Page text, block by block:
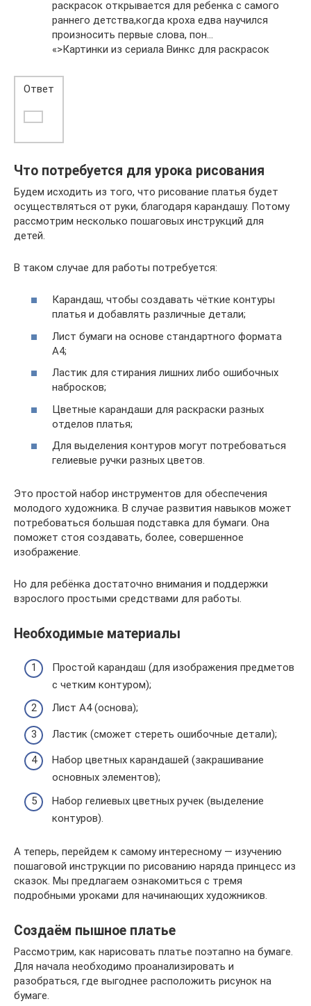
раскрасок открывается для ребенка с самого
раннего детства,когда кроха едва научился
произносить первые слова, пон…
«>Картинки из сериала Винкс для раскрасок
Ответ
Что потребуется для урока рисования
Будем исходить из того, что рисование платья будет
осуществляться от руки, благодаря карандашу. Потому
рассмотрим несколько пошаговых инструкций для
детей.
В таком случае для работы потребуется:
Карандаш, чтобы создавать чёткие контуры
платья и добавлять различные детали;
Лист бумаги на основе стандартного формата
А4;
Ластик для стирания лишних либо ошибочных
набросков;
Цветные карандаши для раскраски разных
отделов платья;
Для выделения контуров могут потребоваться
гелиевые ручки разных цветов.
Это простой набор инструментов для обеспечения
молодого художника. В случае развития навыков может
потребоваться большая подставка для бумаги. Она
поможет стоя создавать, более, совершенное
изображение.
Но для ребёнка достаточно внимания и поддержки
взрослого простыми средствами для работы.
Необходимые материалы
Простой карандаш (для изображения предметов
с четким контуром);
Лист А4 (основа);
Ластик (сможет стереть ошибочные детали);
Набор цветных карандашей (закрашивание
основных элементов);
Набор гелиевых цветных ручек (выделение
контуров).
А теперь, перейдем к самому интересному — изучению
пошаговой инструкции по рисованию наряда принцесс из
сказок. Мы предлагаем ознакомиться с тремя
подробными уроками для начинающих художников.
Создаём пышное платье
Рассмотрим, как нарисовать платье поэтапно на бумаге.
Для начала необходимо проанализировать и
разобраться, где выгоднее расположить рисунок на
бумаге.